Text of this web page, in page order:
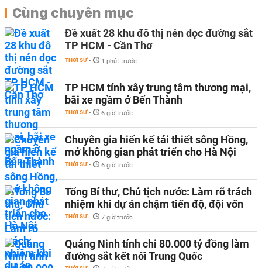
Cùng chuyên mục
Đề xuất 28 khu đô thị nén dọc đường sắt
TP HCM - Cần Thơ
THỜI SỰ - 1 phút trước
TP HCM tính xây trung tâm thương mại,
bãi xe ngầm ở Bến Thành
THỜI SỰ - 6 giờ trước
Chuyên gia hiến kế tái thiết sông Hồng,
mở không gian phát triển cho Hà Nội
THỜI SỰ - 6 giờ trước
Tổng Bí thư, Chủ tịch nước: Làm rõ trách
nhiệm khi dự án chậm tiến độ, đội vốn
THỜI SỰ - 7 giờ trước
Quảng Ninh tính chi 80.000 tỷ đồng làm
đường sắt kết nối Trung Quốc